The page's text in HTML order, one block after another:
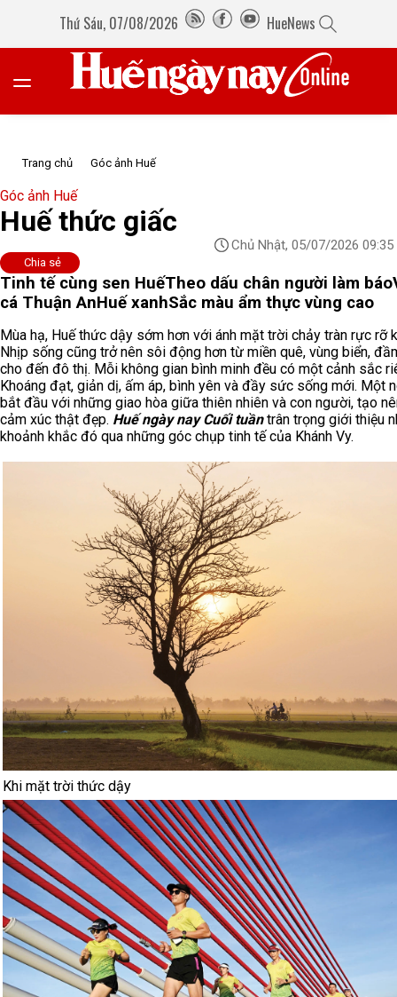
Thứ Sáu, 07/08/2026 HueNews
Trang chủ Góc ảnh Huế
Góc ảnh Huế
Huế thức giấc
Chủ Nhật, 05/07/2026 09:35
Chia sẻ
Tinh tế cùng sen HuếTheo dấu chân người làm báo
cá Thuận AnHuế xanhSắc màu ẩm thực vùng cao
Mùa hạ, Huế thức dậy sớm hơn với ánh mặt trời chảy tràn rực rỡ
Nhịp sống cũng trở nên sôi động hơn từ miền quê, vùng biển,
cho đến đô thị. Mỗi không gian bình minh đều có một cảnh sắc
Khoáng đạt, giản dị, ấm áp, bình yên và đầy sức sống mới. Một
bắt đầu với những giao hòa giữa thiên nhiên và con người, tạo
cảm xúc thật đẹp. Huế ngày nay Cuối tuầntrân trọng giới thiệu
khoảnh khắc đó qua những góc chụp tinh tế của Khánh Vy.
Khi mặt trời thức dậy